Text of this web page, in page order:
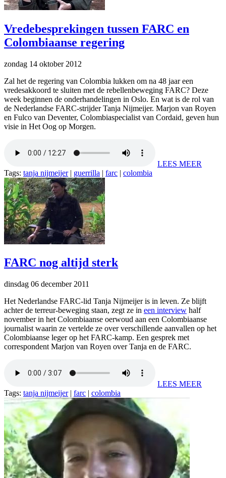
Vredebesprekingen tussen FARC en
Colombiaanse regering
zondag 14 oktober 2012
Zal het de regering van Colombia lukken om na 48 jaar een
vredesakkoord te sluiten met de rebellenbeweging FARC? Deze
week beginnen de onderhandelingen in Oslo. En wat is de rol van
de Nederlandse FARC-strijder Tanja Nijmeijer. Marjon van Royen
en Fulco van Deventer, Colombiaspecialist van Cordaid, geven hun
visie in Het Oog op Morgen.
LEES MEER
Tags: tanja nijmeijer| guerrilla | farc | colombia
FARC nog altijd sterk
dinsdag 06 december 2011
Het Nederlandse FARC-lid Tanja Nijmeijer is in leven. Ze blijft
achter de terreur-beweging staan, zegt ze in een interview half
november in het Colombiaanse oerwoud aan een Colombiaanse
journalist waarin ze vertelde ze over verschillende aanvallen op het
Colombiaanse leger op het FARC-kamp. Een gesprek met
correspondent Marjon van Royen over Tanja en de FARC.
LEES MEER
Tags: tanja nijmeijer| farc | colombia